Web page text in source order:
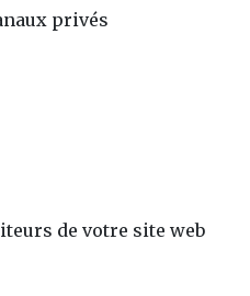
privés
de votre site web